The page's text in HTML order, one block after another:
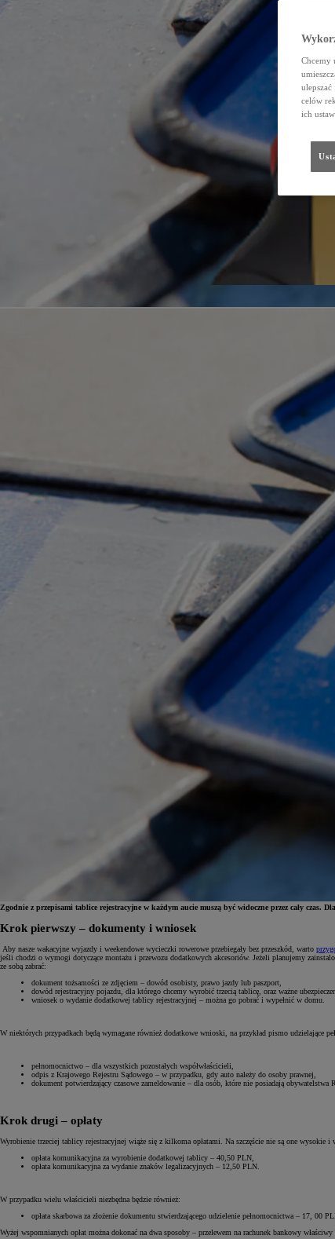
Od81 900 zł
Yaris Cross
HYBRID
Zgodnie z przepisami tablice rejestracyjne w każdym aucie muszą być widoczne przez cały czas.
Krok pierwszy – dokumenty i wniosek
Aby nasze wakacyjne wyjazdy i weekendowe wycieczki rowerowe przebiegały bez przeszkód, warto
jeśli chodzi o wymogi dotyczące montażu i przewozu dodatkowych akcesoriów. Jeżeli planujemy
ze sobą zabrać:
dokument tożsamości ze zdjęciem – dowód osobisty, prawo jazdy lub paszport,
dowód rejestracyjny pojazdu, dla którego chcemy wyrobić trzecią tablicę, oraz ważne
wniosek o wydanie dodatkowej tablicy rejestracyjnej – można go pobrać i wypełnić w domu.
W niektórych przypadkach będą wymagane również dodatkowe wnioski, na przykład pismo udzielające
pełnomocnictwo – dla wszystkich pozostałych współwłaścicieli,
odpis z Krajowego Rejestru Sądowego – w przypadku, gdy auto należy do osoby prawnej,
dokument potwierdzający czasowe zameldowanie – dla osób, które nie posiadają obywatelstwa
Krok drugi – opłaty
Wyrobienie trzeciej tablicy rejestracyjnej wiąże się z kilkoma opłatami. Na szczęście nie są one
opłata komunikacyjna za wyrobienie dodatkowej tablicy – 40,50 PLN,
opłata komunikacyjna za wydanie znaków legalizacyjnych – 12,50 PLN.
W przypadku wielu właścicieli niezbędna będzie również:
opłata skarbowa za złożenie dokumentu stwierdzającego udzielenie pełnomocnictwa – 17, 00
Wyżej wspomnianych opłat można dokonać na dwa sposoby – przelewem na rachunek bankowy
Chcemy
ulepszać
celów
ich